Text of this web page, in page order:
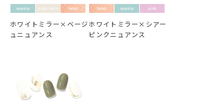
ホワイトミラー×ベージ
ュニュアンス
ホワイトミラー×シアー
ピンクニュアンス